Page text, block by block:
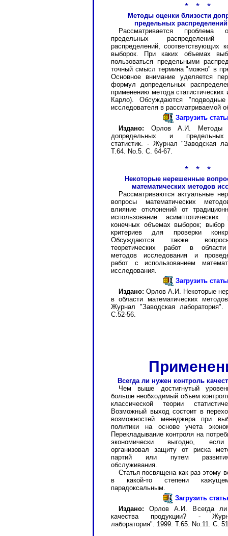
* * *
Методы оценки близости
предельных распределений
Рассматривается проблема
предельных
распределений, соответствующих
выборок. При каких объемах
пользоваться предельными
точный смысл термина "можно" в
Основное внимание уделяется
формул допредельных
применению метода статистических
Карло). Обсуждаются
исследователя в рассматриваемой
Загрузить
Издано: Орлов А.И. Методы
допредельных и предельных
статистик. - Журнал "Заводская
Т.64. No.5. С. 64-67.
* * *
Некоторые нерешенные
математических методов
Рассматриваются актуальные
вопросы математических
влияние отклонений от
использование асимптотических
конечных объемах выборок; выбор
критериев для проверки
Обсуждаются также
теоретических работ в области
методов исследования и
работ с использованием
исследования.
Загрузить
Издано: Орлов А.И. Некоторые
в области математических
Журнал "Заводская
С.52-56.
Всегда ли нужен контроль
Чем выше достигнутый
больше необходимый объем
классической теории
Возможный выход состоит в
возможностей менеджера при
политики на основе учета
Перекладывание контроля на
экономически выгодно, если
организовал защиту от риска
партий или путем развития
обслуживания.
Статья посвящена как раз этому
в какой-то степени
парадоксальным.
Загрузить
Издано: Орлов А.И. Всегда ли
качества продукции? -
лаборатория". 1999. Т.65. No.11. С.